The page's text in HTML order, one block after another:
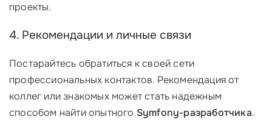
проекты.
4. Рекомендации и личные связи
Постарайтесь обратиться к своей сети
профессиональных контактов. Рекомендация от
коллег или знакомых может стать надежным
способом найти опытного Symfony-разработчика.